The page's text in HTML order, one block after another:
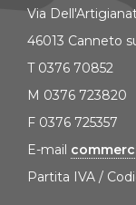
Via
46013 Canneto
T 0376 70852
M 0376 723820
F 0376 725357
E-mail
Partita IVA /